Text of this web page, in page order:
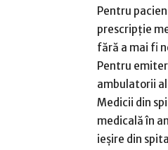
Pentru
prescripție
fără a mai fi
Pentru
ambulatorii
Medicii din
medicală în
ieşire din